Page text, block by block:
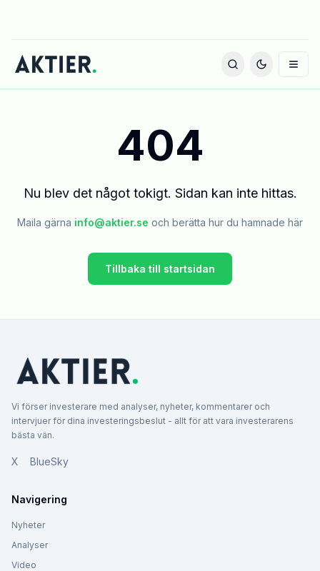
404
Nu blev det något tokigt. Sidan kan inte hittas.
Maila gärna info@aktier.se och berätta hur du hamnade här
Tillbaka till startsidan
Vi förser investerare med analyser, nyheter, kommentarer och
intervjuer för dina investeringsbeslut - allt för att vara investerarens
bästa vän.
X BlueSky
Navigering
Nyheter
Analyser
Video